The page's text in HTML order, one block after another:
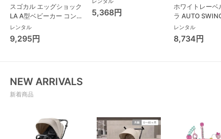
スゴカル エッグショック
LA A型ベビーカー コンビ
(Combi)
レンタル
9,295円
ール・体重計
5,368円
ホワイトレーベ
ラ AUTO
Long スリープ
コンビ(Combi)
チェア・ベビー
レンタル
8,734円
NEW ARRIVALS
新着商品